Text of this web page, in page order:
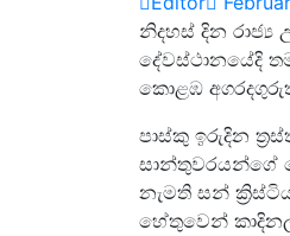
නිදහස් දින
දේවස්ථානයේදි
කොළඹ
පාස්කු ඉරුදින
සාන්තුවරයන්ගේ
නැමති සන්
හේතුවෙන්